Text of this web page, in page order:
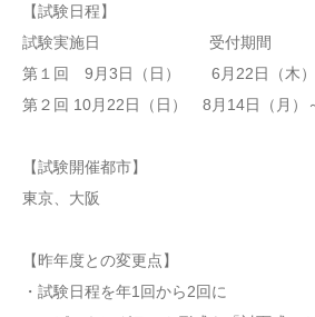
【試験日程】
試験実施日 受付期間
第１回 9月3日（日） 6月22日（木）
第２回 10月22日（日） 8月14日（月）
【試験開催都市】
東京、大阪
【昨年度との変更点】
・試験日程を年1回から2回に